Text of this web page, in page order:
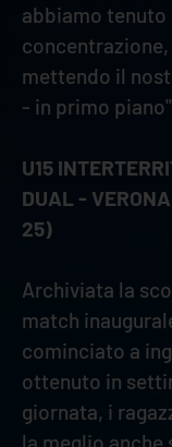
abbiamo tenuto
mettendo il
- in primo piano".
U15
DUAL -
25)
Archiviata la
match
cominciato a
ottenuto in
giornata, i
la meglio anche